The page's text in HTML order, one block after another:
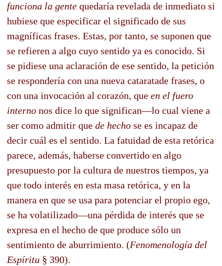
funciona la gente quedaría revelada de inmediato si
hubiese que especificar el significado de sus
magníficas frases. Estas, por tanto, se suponen que
se refieren a algo cuyo sentido ya es conocido. Si
se pidiese una aclaración de ese sentido, la petición
se respondería con una nueva cataratade frases, o
con una invocación al corazón, que en el fuero
interno nos dice lo que significan—lo cual viene a
ser como admitir que de hecho se es incapaz de
decir cuál es el sentido. La fatuidad de esta retórica
parece, además, haberse convertido en algo
presupuesto por la cultura de nuestros tiempos, ya
que todo interés en esta masa retórica, y en la
manera en que se usa para potenciar el propio ego,
se ha volatilizado—una pérdida de interés que se
expresa en el hecho de que produce sólo un
sentimiento de aburrimiento. (Fenomenología del
Espíritu § 390).